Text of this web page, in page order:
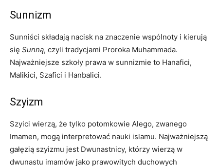
Sunnizm
Sunniści składają nacisk na znaczenie wspólnoty i kierują
się Sunną, czyli tradycjami Proroka Muhammada.
Najważniejsze szkoły prawa w sunnizmie to Hanafici,
Malikici, Szafici i Hanbalici.
Szyizm
Szyici wierzą, że tylko potomkowie Alego, zwanego
Imamen, mogą interpretować nauki islamu. Najważniejszą
gałęzią szyizmu jest Dwunastnicy, którzy wierzą w
dwunastu imamów jako prawowitych duchowych